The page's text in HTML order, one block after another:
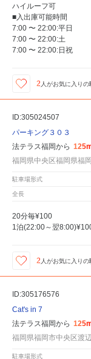
ハイルーフ可
■入出庫可能時間
7:00 〜 22:00:平日
7:00 〜 22:00:土
7:00 〜 22:00:日祝
2 人がお気に入りの
ID:305024507
パーキング３０３
法テラス福岡から
福岡県中央区福岡県福
駐車場形式
全長
20分毎¥100
1泊(22:00～翌
2 人がお気に入りの
ID:305176576
Cat's in 7
法テラス福岡から
福岡県福岡市中央区渡
駐車場形式